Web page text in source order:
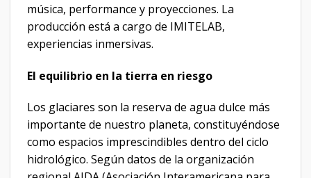
música, performance y proyecciones. La
producción está a cargo de IMITELAB,
experiencias inmersivas.
El equilibrio en la tierra en riesgo
Los glaciares son la reserva de agua dulce más
importante de nuestro planeta, constituyéndose
como espacios imprescindibles dentro del ciclo
hidrológico. Según datos de la organización